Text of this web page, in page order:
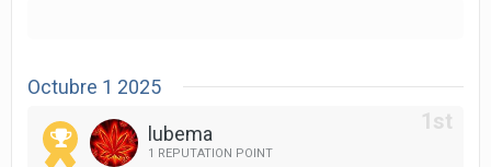
Octubre 1 2025
lubema
1 REPUTATION POINT